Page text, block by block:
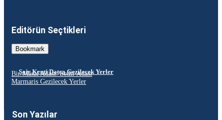
Editörün Seçtikleri
Bookmark
Şair Kenti Datça Gezilecek Yerler
Bir Masal Adası: Sedir Adası
Marmaris Gezilecek Yerler
Son Yazılar